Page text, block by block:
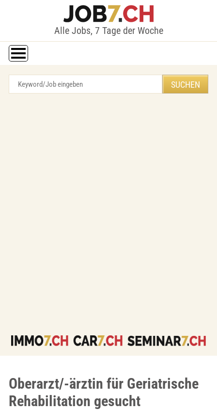
Alle Jobs, 7 Tage der Woche
Oberarzt/-ärztin für Geriatrische
Rehabilitation gesucht